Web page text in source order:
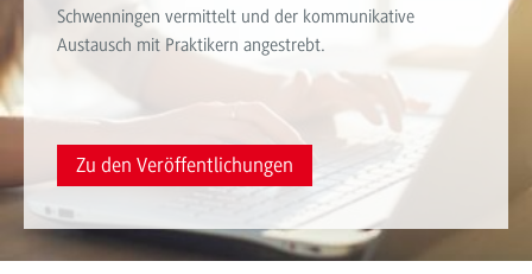
Schwenningen vermittelt und der kommunikative
Austausch mit Praktikern angestrebt.
Zu den Veröffentlichungen